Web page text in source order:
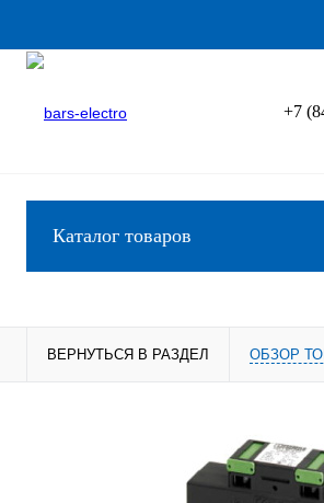
+7
Каталог товаров
ВЕРНУТЬСЯ В РАЗДЕЛ ОБЗОР